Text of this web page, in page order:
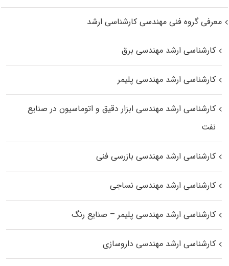
معرفی گروه فنی مهندسی کارشناسی ارشد
کارشناسی ارشد مهندسی برق
کارشناسی ارشد مهندسی پلیمر
کارشناسی ارشد مهندسی ابزار دقیق و اتوماسیون در صنایع
نفت
کارشناسی ارشد مهندسی بازرسی فنی
کارشناسی ارشد مهندسی نساجی
کارشناسی ارشد مهندسی پلیمر – صنایع رنگ
کارشناسی ارشد مهندسی داروسازی